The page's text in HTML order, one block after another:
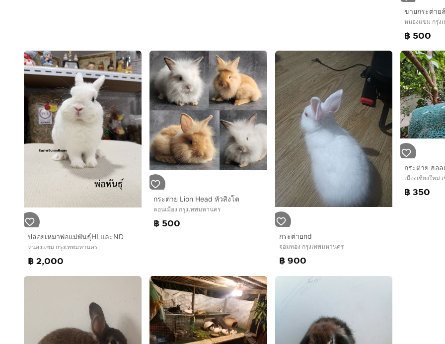
ขายกระต่าย
หนองแขม กรุง
฿ 500
ปล่อยเหมาพ่อแม่พันธุ์HLและND
หนองแขม กรุงเทพมหานคร
฿ 2,000
กระต่าย Lion Head หัวสิงโต
ดอนเมือง กรุงเทพมหานคร
฿ 500
กระต่ายnd
จอมทอง กรุงเทพมหานคร
฿ 900
กระต่าย ฮอ
เมืองเชียงใหม่
฿ 350